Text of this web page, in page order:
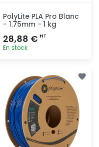
PolyLite PLA Pro Blanc
- 1.75mm - 1 kg
28,88 € HT
En stock
rapide